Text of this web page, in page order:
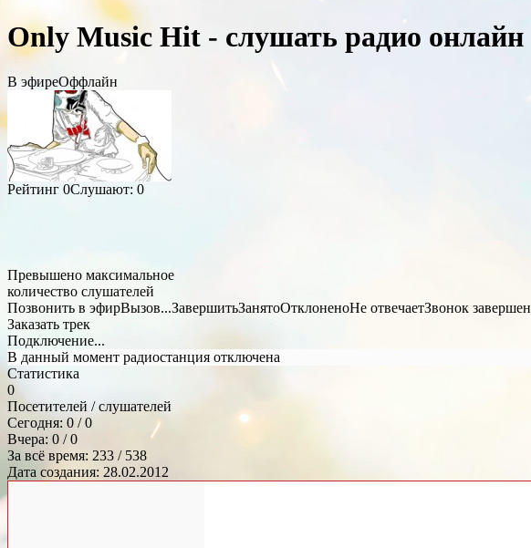
Only Music Hit - слушать радио онлайн
В эфиреОффлайн
Рейтинг 0Слушают: 0
Превышено максимальное
количество слушателей
Позвонить в эфирВызов...ЗавершитьЗанятоОтклоненоНе отвечаетЗвонок завершен
Заказать трек
Подключение...
В данный момент радиостанция отключена
Статистика
0
Посетителей / слушателей
Сегодня: 0 / 0
Вчера: 0 / 0
За всё время: 233 / 538
Дата создания: 28.02.2012